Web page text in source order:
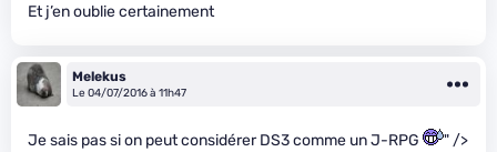
Et j’en oublie certainement
Melekus
Le 04/07/2016 à 11h47
Je sais pas si on peut considérer DS3 comme un J-RPG " />